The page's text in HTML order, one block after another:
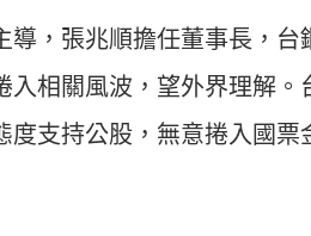
，張兆順擔任董事長，
相關風波，望外界理解
支持公股，無意捲入國